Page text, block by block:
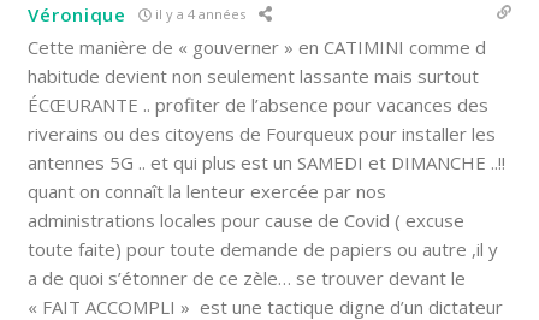
Véronique il y a 4 années
Cette manière de « gouverner » en CATIMINI comme d
habitude devient non seulement lassante mais surtout
ÉCŒURANTE .. profiter de l’absence pour vacances des
riverains ou des citoyens de Fourqueux pour installer les
antennes 5G .. et qui plus est un SAMEDI et DIMANCHE ..!!
quant on connaît la lenteur exercée par nos
administrations locales pour cause de Covid ( excuse
toute faite) pour toute demande de papiers ou autre ,il y
a de quoi s’étonner de ce zèle… se trouver devant le
« FAIT ACCOMPLI » est une tactique digne d’un dictateur